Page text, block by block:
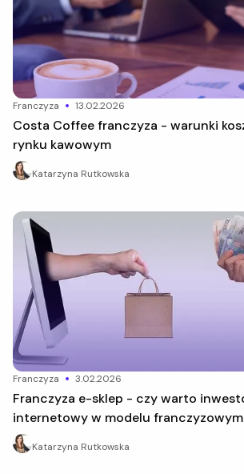
franczyza 13.02.2026
Costa Coffee franczyza - warunki koszty i szanse na
rynku kawowym
Katarzyna Rutkowska
franczyza 3.02.2026
Franczyza e-sklep - czy warto inwestować w handel
internetowy w modelu franczyzowym
Katarzyna Rutkowska